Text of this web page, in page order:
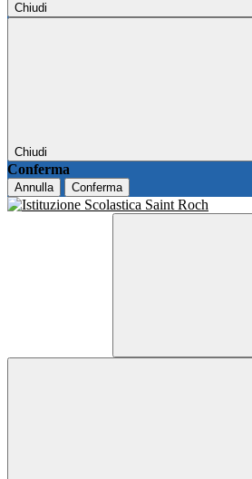
Chiudi
Chiudi
Conferma
Annulla Conferma